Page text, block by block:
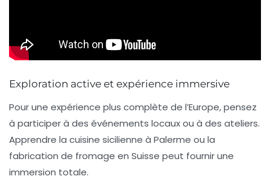
Exploration active et expérience immersive
Pour une expérience plus complète de l’Europe, pensez
à participer à des événements locaux ou à des ateliers.
Apprendre la cuisine sicilienne à Palerme ou la
fabrication de fromage en Suisse peut fournir une
immersion totale.